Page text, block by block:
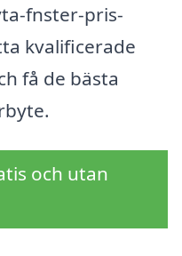
fnster-pris-
kvalificerade
få de bästa
och utan